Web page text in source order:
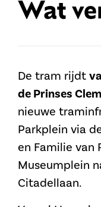
Wat
De tram rijdt
de Prinses
nieuwe
Parkplein via
en Familie van
Museumplein
Citadellaan.